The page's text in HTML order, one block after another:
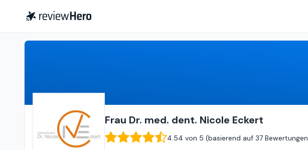
Frau Dr. med. dent. Nicole Eckert
4.54 von 5 (basierend auf 37 Bewertungen